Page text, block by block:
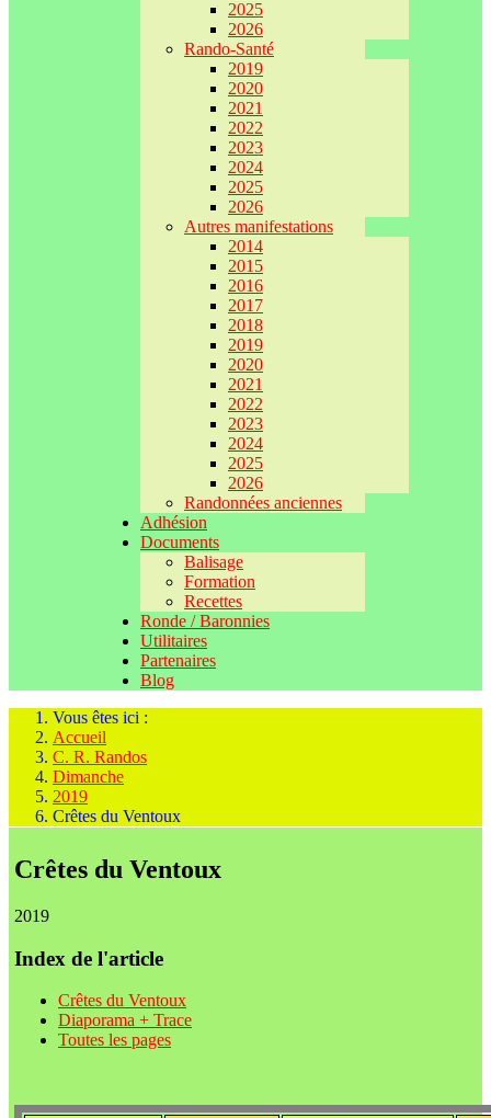
2025
2026
Rando-Santé
2019
2020
2021
2022
2023
2024
2025
2026
Autres manifestations
2014
2015
2016
2017
2018
2019
2020
2021
2022
2023
2024
2025
2026
Randonnées anciennes
Adhésion
Documents
Balisage
Formation
Recettes
Ronde / Baronnies
Utilitaires
Partenaires
Blog
Vous êtes ici :
Accueil
C. R. Randos
Dimanche
2019
Crêtes du Ventoux
Crêtes du Ventoux
2019
Index de l'article
Crêtes du Ventoux
Diaporama + Trace
Toutes les pages